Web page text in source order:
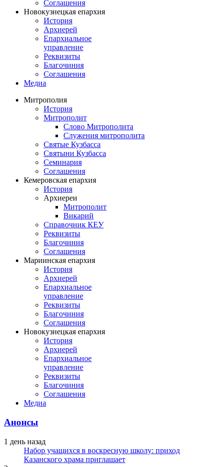
Соглашения
Новокузнецкая епархия
История
Архиерей
Епархиальное
управление
Реквизиты
Благочиния
Соглашения
Медиа
Митрополия
История
Митрополит
Слово Митрополита
Служения митрополита
Святые Кузбасса
Святыни Кузбасса
Семинария
Соглашения
Кемеровская епархия
История
Архиереи
Митрополит
Викарий
Справочник КЕУ
Реквизиты
Благочиния
Соглашения
Мариинская епархия
История
Архиерей
Епархиальное
управление
Реквизиты
Благочиния
Соглашения
Новокузнецкая епархия
История
Архиерей
Епархиальное
управление
Реквизиты
Благочиния
Соглашения
Медиа
Анонсы
1 день назад
Набор учащихся в воскресную школу: приход
Казанского храма приглашает